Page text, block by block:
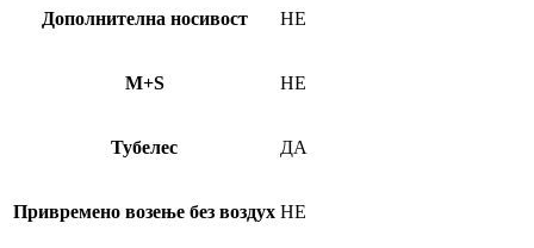
Дополнителна носивост НЕ
M+S НЕ
Тубелес ДА
Привремено возење без воздух НЕ